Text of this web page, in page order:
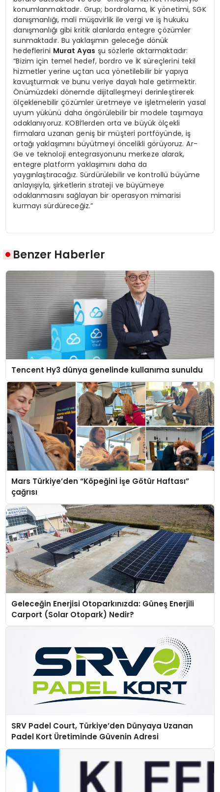
konumlanmaktadır. Grup; bordrolama, İK yönetimi, SGK
danışmanlığı, mali müşavirlik ile vergi ve iş hukuku
danışmanlığı gibi kritik alanlarda entegre çözümler
sunmaktadır. Bu yaklaşımın geleceğe dönük
hedeflerini Murat Ayas şu sözlerle aktarmaktadır:
“Bizim için temel hedef, bordro ve İK süreçlerini tekil
hizmetler yerine uçtan uca yönetilebilir bir yapıya
kavuşturmak ve bunu veriye dayalı hale getirmektir.
Önümüzdeki dönemde dijitalleşmeyi derinleştirerek
ölçeklenebilir çözümler üretmeye ve işletmelerin yasal
uyum yükünü daha öngörülebilir bir modele taşımaya
odaklanıyoruz. KOBİ’lerden orta ve büyük ölçekli
firmalara uzanan geniş bir müşteri portföyünde, iş
ortağı yaklaşımını büyütmeyi öncelikli görüyoruz. Ar-
Ge ve teknoloji entegrasyonunu merkeze alarak,
entegre platform yaklaşımını daha da
yaygınlaştıracağız. Sürdürülebilir ve kontrollü büyüme
anlayışıyla, şirketlerin strateji ve büyümeye
odaklanmasını sağlayan bir operasyon mimarisi
kurmayı sürdüreceğiz.”
Benzer Haberler
Tencent Hy3 dünya genelinde kullanıma sunuldu
Mars Türkiye’den “Köpeğini İşe Götür Haftası”
çağrısı
Geleceğin Enerjisi Otoparkınızda: Güneş Enerjili
Carport (Solar Otopark) Nedir?
SRV Padel Court, Türkiye’den Dünyaya Uzanan
Padel Kort Üretiminde Güvenin Adresi